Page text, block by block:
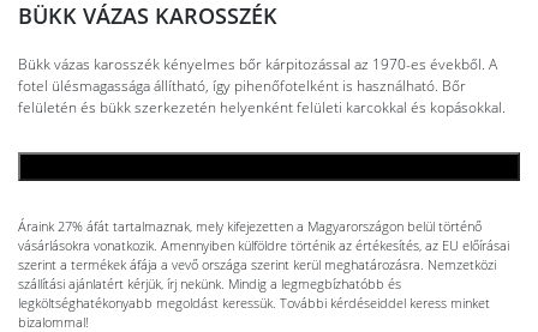
BÜKK VÁZAS KAROSSZÉK
Bükk vázas karosszék kényelmes bőr kárpitozással az 1970-es évekből. A
fotel ülésmagassága állítható, így pihenőfotelként is használható. Bőr
felületén és bükk szerkezetén helyenként felületi karcokkal és kopásokkal.
Áraink 27% áfát tartalmaznak, mely kifejezetten a Magyarországon belül történő
vásárlásokra vonatkozik. Amennyiben külföldre történik az értékesítés, az EU előírásai
szerint a termékek áfája a vevő országa szerint kerül meghatározásra. Nemzetközi
szállítási ajánlatért kérjük, írj nekünk. Mindig a legmegbízhatóbb és
legköltséghatékonyabb megoldást keressük. További kérdéseiddel keress minket
bizalommal!